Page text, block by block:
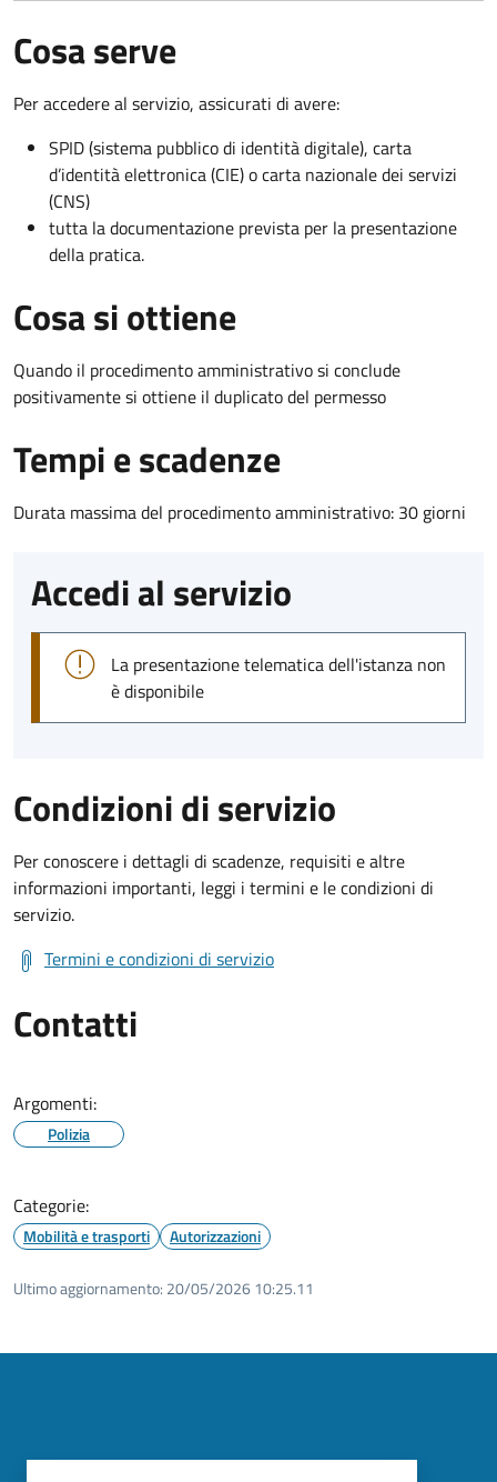
Cosa serve
Per accedere al servizio, assicurati di avere:
SPID (sistema pubblico di identità digitale), carta
d’identità elettronica (CIE) o carta nazionale dei servizi
(CNS)
tutta la documentazione prevista per la presentazione
della pratica.
Cosa si ottiene
Quando il procedimento amministrativo si conclude
positivamente si ottiene il duplicato del permesso
Tempi e scadenze
Durata massima del procedimento amministrativo: 30 giorni
Accedi al servizio
La presentazione telematica dell'istanza non
è disponibile
Condizioni di servizio
Per conoscere i dettagli di scadenze, requisiti e altre
informazioni importanti, leggi i termini e le condizioni di
servizio.
Termini e condizioni di servizio
Contatti
Argomenti:
Polizia
Categorie:
Mobilità e trasporti Autorizzazioni
Ultimo aggiornamento: 20/05/2026 10:25.11